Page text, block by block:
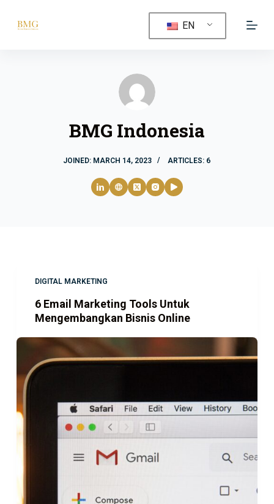
EN
BMG Indonesia
JOINED: MARCH 14, 2023 ARTICLES: 6
DIGITAL MARKETING
6 Email Marketing Tools Untuk
Mengembangkan Bisnis Online